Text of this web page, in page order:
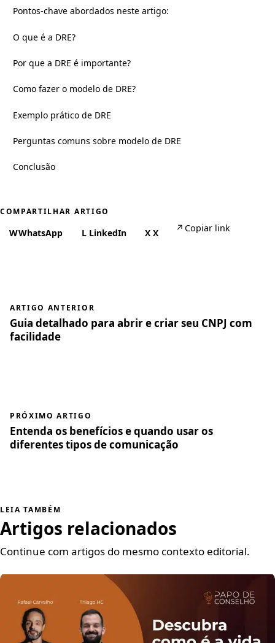
Pontos-chave abordados neste artigo:
O que é a DRE?
Por que a DRE é importante?
Como fazer o modelo de DRE?
Exemplo prático de DRE
Perguntas comuns sobre modelo de DRE
Conclusão
COMPARTILHAR ARTIGO
WWhatsApp L LinkedIn X X ↗ Copiar link
ARTIGO ANTERIOR
Guia detalhado para abrir e criar seu CNPJ com
facilidade
PRÓXIMO ARTIGO
Entenda os benefícios e quando usar os
diferentes tipos de comunicação
LEIA TAMBÉM
Artigos relacionados
Continue com artigos do mesmo contexto editorial.